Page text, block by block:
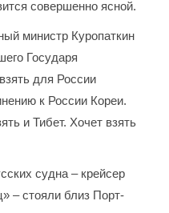
совершенно ясной.
министр Куропаткин
Государя
для России
к России Кореи.
и Тибет. Хочет взять
судна – крейсер
– стояли близ Порт-